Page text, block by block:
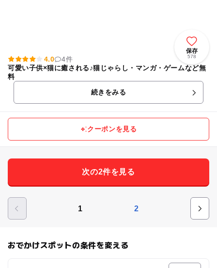
保存
578
4.0
4件
可愛い子供×猫に癒される♪猫じゃらし・マンガ・ゲームなど無
料
続きをみる
クーポンを見る
次の2件を見る
1 2
おでかけスポットの条件を変える